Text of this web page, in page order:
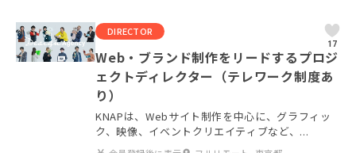
DIRECTOR
17
Web・ブランド制作をリードするプロジ
ェクトディレクター（テレワーク制度あ
り）
KNAPは、Webサイト制作を中心に、グラフィッ
ク、映像、イベントクリエイティブなど、...